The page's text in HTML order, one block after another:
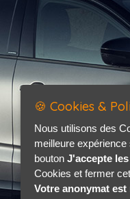
🍪 Cookies &
Nous utilisons des
meilleure
bouton J'accepte
Cookies et fermer
Votre anonymat est